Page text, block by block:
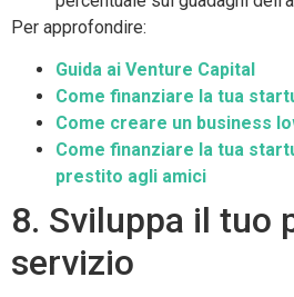
Per approfondire:
Guida ai Venture Capital
Come finanziare la tua
Come creare un business
Come finanziare la tua
prestito agli amici
8. Sviluppa il tuo
servizio